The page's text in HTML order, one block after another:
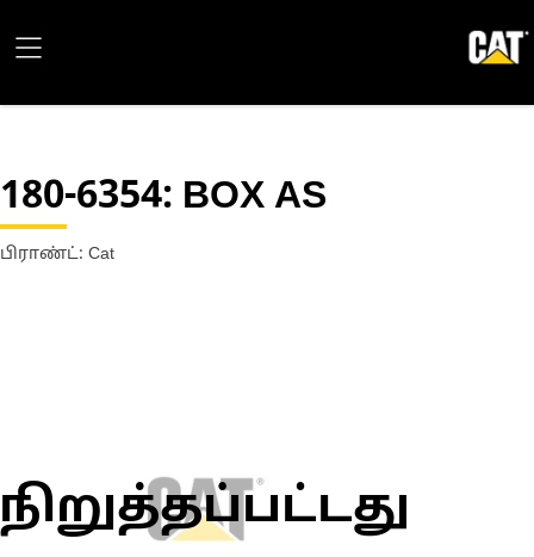
180-6354: BOX AS
பிராண்ட்: Cat
நிறுத்தப்பட்டது